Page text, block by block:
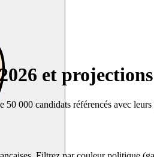
et
000 candidats référencés avec